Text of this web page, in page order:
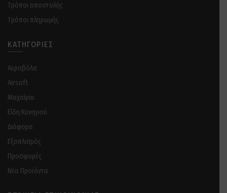
Tρόποι αποστολής
Tρόποι πληρωμής
ΚΑΤΗΓΟΡΊΕΣ
Αεροβόλα
Airsoft
Μαχαίρια
Είδη Κυνηγιού
Διάφορα
Eξοπλισμός
Προσφορές
Νέα Προϊόντα